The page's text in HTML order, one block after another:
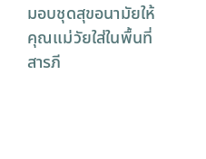
มอบชุดสุขอนามัยให้
คุณแม่วัยใส่ในพื้นที่
สารภี